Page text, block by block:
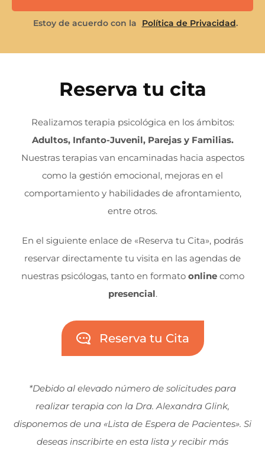
Estoy de acuerdo con la Política de Privacidad.
Reserva tu cita
Realizamos terapia psicológica en los ámbitos:
Adultos, Infanto-Juvenil, Parejas y Familias.
Nuestras terapias van encaminadas hacia aspectos
como la gestión emocional, mejoras en el
comportamiento y habilidades de afrontamiento,
entre otros.
En el siguiente enlace de «Reserva tu Cita», podrás
reservar directamente tu visita en las agendas de
nuestras psicólogas, tanto en formato onlinecomo
presencial.
Reserva tu Cita
*Debido al elevado número de solicitudes para
realizar terapia con la Dra. Alexandra Glink,
disponemos de una «Lista de Espera de Pacientes». Si
deseas inscribirte en esta lista y recibir más